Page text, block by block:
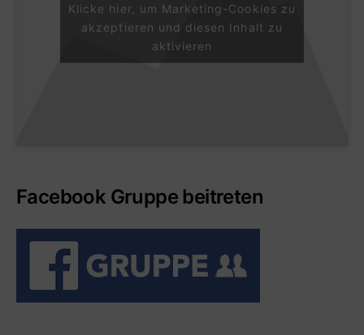
Klicke hier, um Marketing-Cookies zu
akzeptieren und diesen Inhalt zu
aktivieren
Facebook Gruppe beitreten